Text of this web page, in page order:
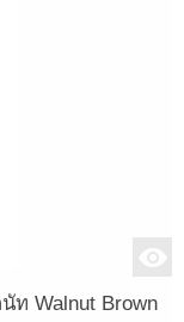
ท Walnut Brown